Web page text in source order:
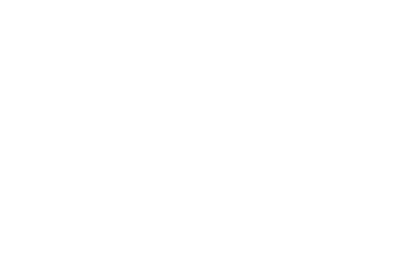
了承ください。
き作成されるも
ご了承くださ
御機器販売店・
ようお願いしま
にご登録され
の共同利用者
下、フタル酸ジブチ
) : 1000ppm、
、
ない年数を意
要な手段を講じ
これらの製造装
通知します。
ムロン制御